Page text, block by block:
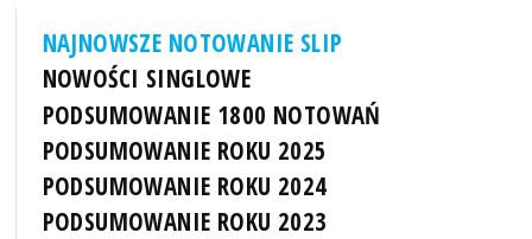
NAJNOWSZE NOTOWANIE SLIP
NOWOŚCI SINGLOWE
PODSUMOWANIE 1800 NOTOWAŃ
PODSUMOWANIE ROKU 2025
PODSUMOWANIE ROKU 2024
PODSUMOWANIE ROKU 2023